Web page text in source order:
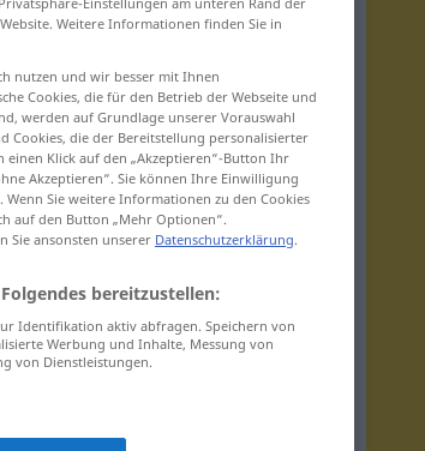
UMG
Weitere Informationen finden Sie in
nutzen und wir besser mit Ihnen
Cookies, die für den Betrieb der Webseite und
werden auf Grundlage unserer Vorauswahl
Cookies, die der Bereitstellung personalisierter
Klick auf den „Akzeptieren“-Button Ihr
Akzeptieren“. Sie können Ihre Einwilligung
Sie weitere Informationen zu den Cookies
auf den Button „Mehr Optionen“.
Sie ansonsten unserer Datenschutzerklärung.
bereitzustellen:
Identifikation aktiv abfragen. Speichern von
Werbung und Inhalte, Messung von
von Dienstleistungen.